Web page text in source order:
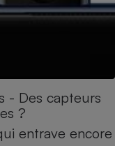
- Des capteurs
?
entrave encore
mobile -
Smartphone
Climatiseur -
Ventilateur